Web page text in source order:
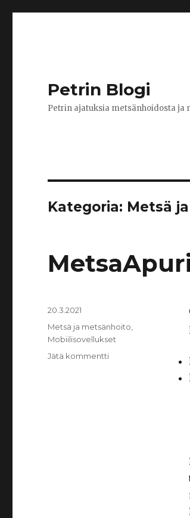
Petrin Blogi
Petrin ajatuksia metsänhoidosta ja
Kategoria: Metsä
Julkaistu
20.3.2021
Kategoriat
Metsä ja metsänhoito
Mobiilisovellukset
Jätä kommenttiartikkeliin